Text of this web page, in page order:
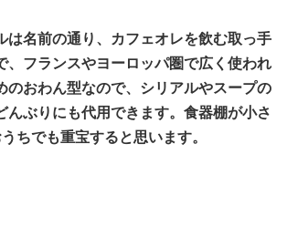
は名前の通り、カフェオレを飲む取っ手
、フランスやヨーロッパ圏で広く使われ
のおわん型なので、シリアルやスープの
んぶりにも代用できます。食器棚が小さ
ちでも重宝すると思います。